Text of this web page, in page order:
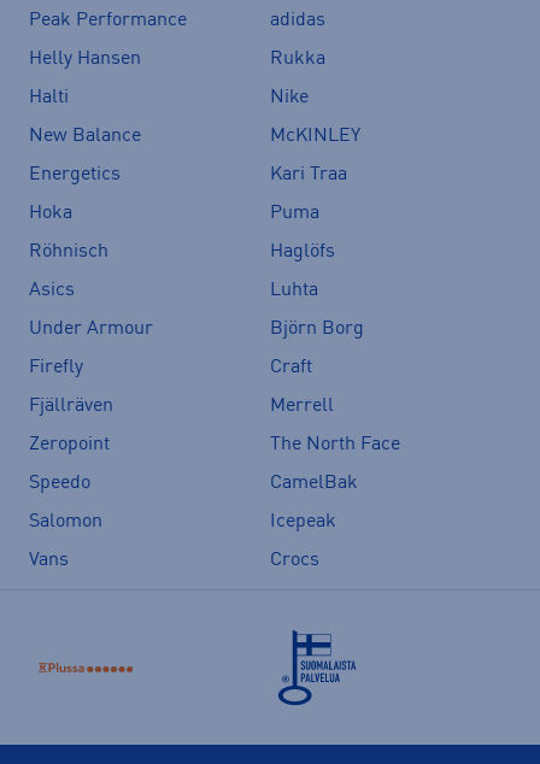
Peak Performance
adidas
Helly Hansen
Rukka
Halti
Nike
New Balance
McKINLEY
Energetics
Kari Traa
Hoka
Puma
Röhnisch
Haglöfs
Asics
Luhta
Under Armour
Björn Borg
Firefly
Craft
Fjällräven
Merrell
Zeropoint
The North Face
Speedo
CamelBak
Salomon
Icepeak
Vans
Crocs